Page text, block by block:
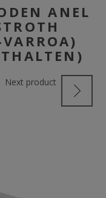
ANEL
Next product